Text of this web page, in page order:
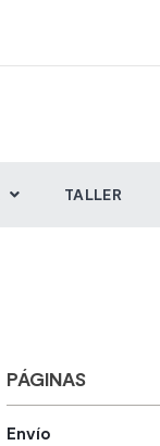
TALLER
PÁGINAS
Envío